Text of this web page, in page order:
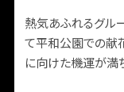
熱気あふれるグル
て平和公園での献
に向けた機運が満